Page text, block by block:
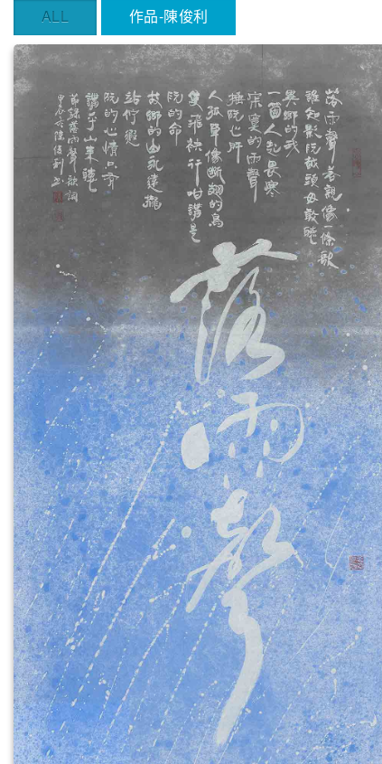
ALL 作品-陳俊利